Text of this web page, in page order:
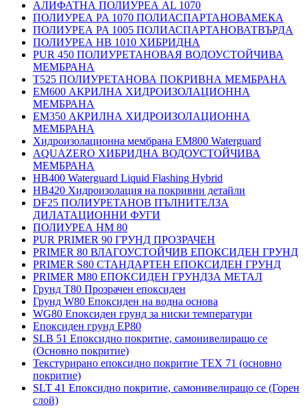
АЛИФАТНА ПОЛИУРЕА AL 1070
ПОЛИУРЕА PA 1070 ПОЛИАСПАРТАНОВАМЕКА
ПОЛИУРЕА PA 1005 ПОЛИАСПАРТАНОВАТВЪРДА
ПОЛИУРЕА HB 1010 ХИБРИДНА
PUR 450 ПОЛИУРЕТАНОВАЯ ВОДОУСТОЙЧИВА
МЕМБРАНА
T525 ПОЛИУРЕТАНОВА ПОКРИВНА МЕМБРАНА
EM600 АКРИЛНА ХИДРОИЗОЛАЦИОННА
МЕМБРАНА
EM350 АКРИЛНА ХИДРОИЗОЛАЦИОННА
МЕМБРАНА
Хидроизолационна мембрана EM800 Waterguard
AQUAZERO ХИБРИДНА ВОДОУСТОЙЧИВА
МЕМБРАНА
HB400 Waterguard Liquid Flashing Hybrid
HB420 Хидроизолация на покривни детайли
DF25 ПОЛИУРЕТАНОВ ПЪЛНИТЕЛЗА
ДИЛАТАЦИОННИ ФУГИ
ПОЛИУРЕА HM 80
PUR PRIMER 90 ГРУНД ПРОЗРАЧЕН
PRIMER 80 ВЛАГОУСТОЙЧИВ ЕПОКСИДЕН ГРУНД
PRIMER S80 СТАНДАРТЕН ЕПОКСИДЕН ГРУНД
PRIMER M80 ЕПОКСИДЕН ГРУНДЗА МЕТАЛ
Грунд Т80 Прозрачен епоксиден
Грунд W80 Епоксиден на водна основа
WG80 Епоксиден грунд за ниски температури
Епоксиден грунд EP80
SLB 51 Епоксидно покритие, самонивелиращо се
(Основно покритие)
Текстурирано епоксидно покритие TEX 71 (основно
покритие)
SLT 41 Епоксидно покритие, самонивелиращо се (Горен
слой)